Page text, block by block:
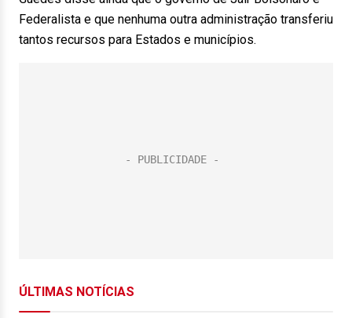
Federalista e que nenhuma outra administração transferiu
tantos recursos para Estados e municípios.